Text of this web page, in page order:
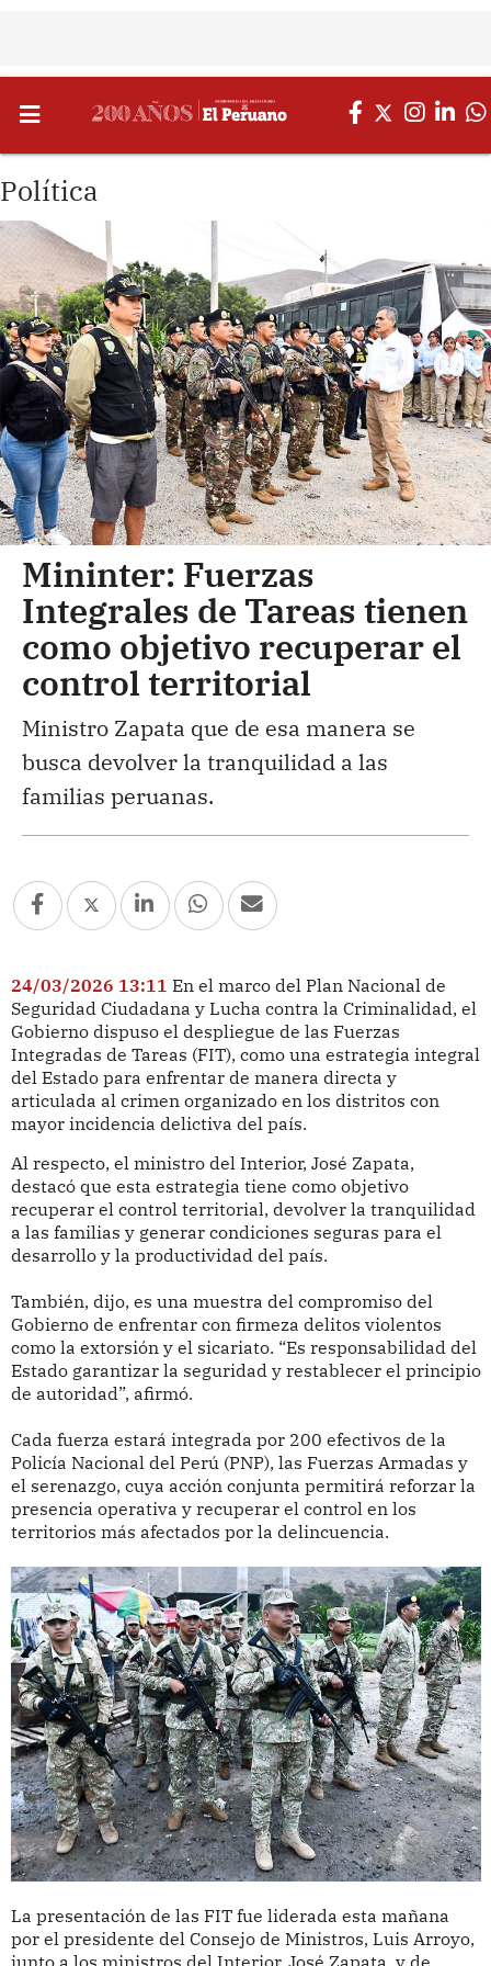
Política
Mininter: Fuerzas
Integrales de Tareas tienen
como objetivo recuperar el
control territorial
Ministro Zapata que de esa manera se
busca devolver la tranquilidad a las
familias peruanas.
24/03/2026 13:11 En el marco del Plan Nacional de
Seguridad Ciudadana y Lucha contra la Criminalidad, el
Gobierno dispuso el despliegue de las Fuerzas
Integradas de Tareas (FIT), como una estrategia integral
del Estado para enfrentar de manera directa y
articulada al crimen organizado en los distritos con
mayor incidencia delictiva del país.
Al respecto, el ministro del Interior, José Zapata,
destacó que esta estrategia tiene como objetivo
recuperar el control territorial, devolver la tranquilidad
a las familias y generar condiciones seguras para el
desarrollo y la productividad del país.
También, dijo, es una muestra del compromiso del
Gobierno de enfrentar con firmeza delitos violentos
como la extorsión y el sicariato. “Es responsabilidad del
Estado garantizar la seguridad y restablecer el principio
de autoridad”, afirmó.
Cada fuerza estará integrada por 200 efectivos de la
Policía Nacional del Perú (PNP), las Fuerzas Armadas y
el serenazgo, cuya acción conjunta permitirá reforzar la
presencia operativa y recuperar el control en los
territorios más afectados por la delincuencia.
La presentación de las FIT fue liderada esta mañana
por el presidente del Consejo de Ministros, Luis Arroyo,
junto a los ministros del Interior, José Zapata, y de